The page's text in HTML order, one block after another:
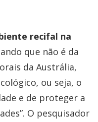
recifal na
que não é da
da Austrália,
ou seja, o
e de proteger a
O pesquisador